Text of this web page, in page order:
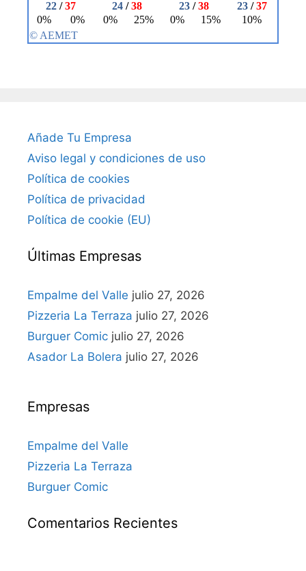
Añade Tu Empresa
Aviso legal y condiciones de uso
Política de cookies
Política de privacidad
Política de cookie (EU)
Últimas Empresas
Empalme del Valle julio 27, 2026
Pizzeria La Terraza julio 27, 2026
Burguer Comic julio 27, 2026
Asador La Bolera julio 27, 2026
Empresas
Empalme del Valle
Pizzeria La Terraza
Burguer Comic
Comentarios Recientes